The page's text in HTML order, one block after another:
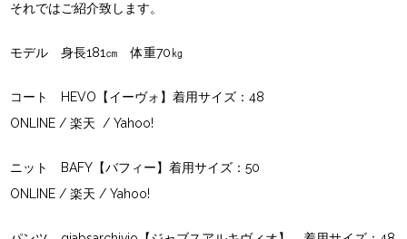
それではご紹介致します。
モデル 身長181㎝ 体重70㎏
コート HEVO【イーヴォ】着用サイズ：48
ONLINE /楽天 /Yahoo!
ニット BAFY【バフィー】着用サイズ：50
ONLINE /楽天 /Yahoo!